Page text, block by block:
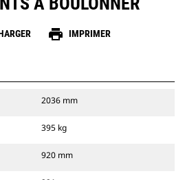
print IMPRIMER
2036 mm
395 kg
920 mm